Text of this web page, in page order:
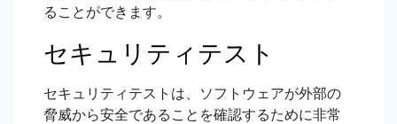
ることができます。
セキュリティテスト
セキュリティテストは、ソフトウェアが外部の
脅威から安全であることを確認するために非常